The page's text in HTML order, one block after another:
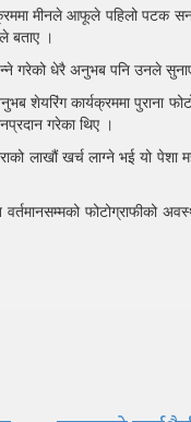
मीनले आफूले पहिलो पटक
बताए ।
गरेको धेरै अनुभब पनि उनले
शेयरिंग कार्यक्रममा पुराना
गरेका थिए ।
लाखौं खर्च लाग्ने भई यो पेशा
फोटोग्राफीको